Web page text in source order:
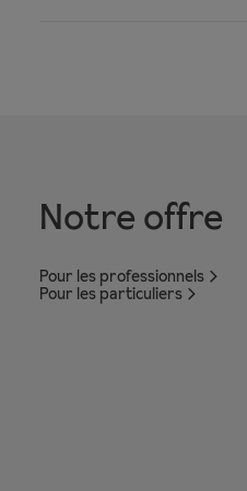
Notre offre
Pour les professionnels
Pour les particuliers